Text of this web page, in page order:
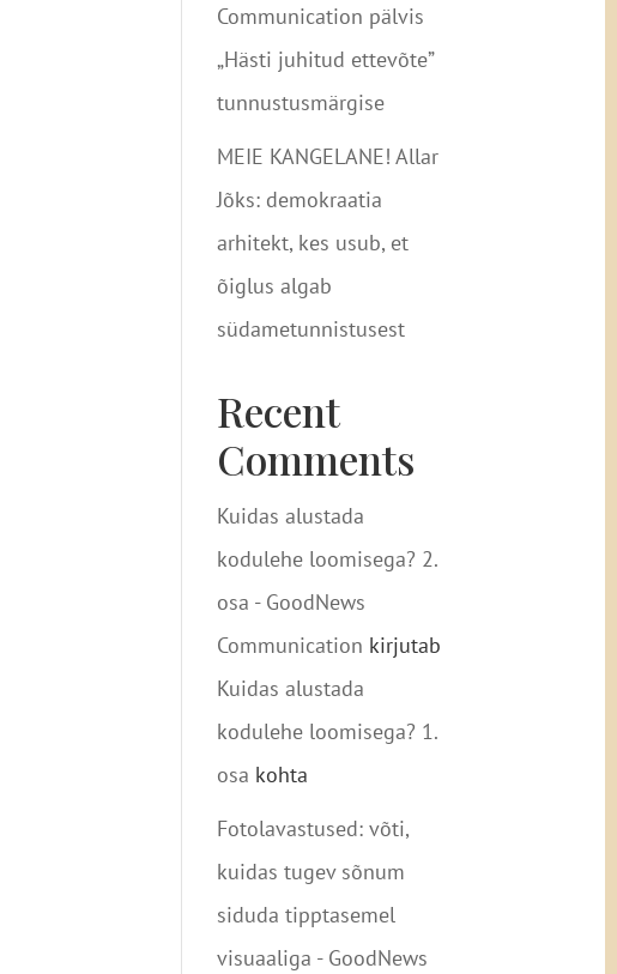
Communication pälvis
„Hästi juhitud ettevõte”
tunnustusmärgise
MEIE KANGELANE! Allar
Jõks: demokraatia
arhitekt, kes usub, et
õiglus algab
südametunnistusest
Recent
Comments
Kuidas alustada
kodulehe loomisega? 2.
osa - GoodNews
Communication kirjutab
Kuidas alustada
kodulehe loomisega? 1.
osa kohta
Fotolavastused: võti,
kuidas tugev sõnum
siduda tipptasemel
visuaaliga - GoodNews